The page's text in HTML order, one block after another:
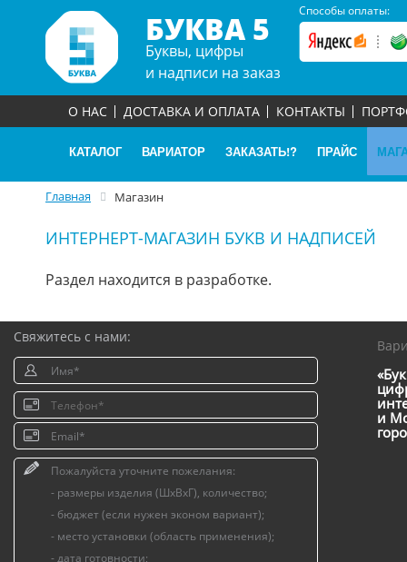
БУКВА 5
Буквы, цифры
и надписи на заказ
Способы оплаты:
О НАС ДОСТАВКА И ОПЛАТА КОНТАКТЫ
КАТАЛОГ ВАРИАТОР ЗАКАЗАТЬ!? ПРАЙС
Главная Магазин
ИНТЕРНЕРТ-МАГАЗИН БУКВ И НАДПИСЕЙ
Раздел находится в разработке.
Свяжитесь с нами:
и